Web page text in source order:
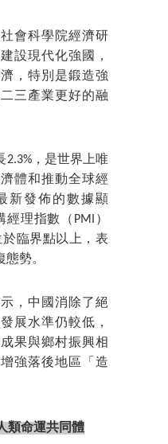
會科學院經濟研
設現代化強國，
，特別是鍛造強
三產業更好的融
，是世界上唯
體和推動全球經
新發佈的數據顯
理指數（PMI）
於臨界點以上，表
勢。
，中國消除了絕
展水準仍較低，
果與鄉村振興相
強落後地區「造
類命運共同體